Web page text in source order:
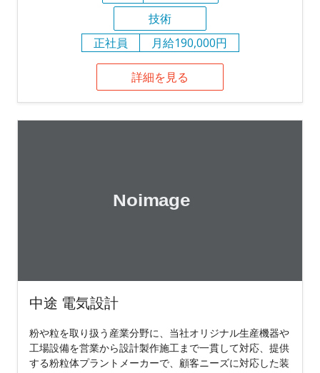
技術
正社員
月給190,000円
詳細を見る
中途 電気設計
粉や粒を取り扱う産業分野に、当社オリジナル生産機器や
工場設備を営業から設計製作施工まで一貫して対応、提供
する粉粒体プラントメーカーで、顧客ニーズに対応した装